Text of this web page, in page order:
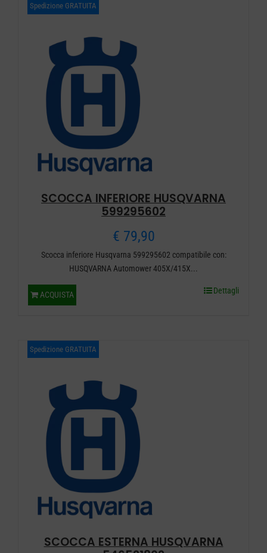
Spedizione GRATUITA
SCOCCA INFERIORE HUSQVARNA
599295602
€ 79,90
Scocca inferiore Husqvarna 599295602 compatibile con:
HUSQVARNA Automower 405X/415X...
ACQUISTA Dettagli
Spedizione GRATUITA
SCOCCA ESTERNA HUSQVARNA